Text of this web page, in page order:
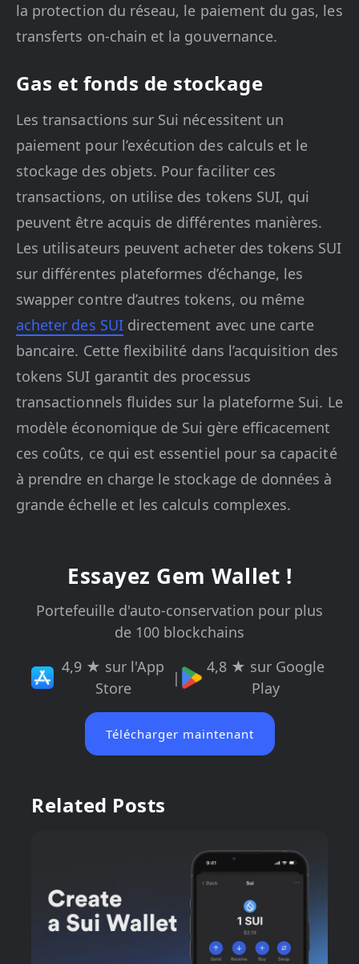
la protection du réseau, le paiement du gas, les
transferts on-chain et la gouvernance.
Gas et fonds de stockage
Les transactions sur Sui nécessitent un
paiement pour l’exécution des calculs et le
stockage des objets. Pour faciliter ces
transactions, on utilise des tokens SUI, qui
peuvent être acquis de différentes manières.
Les utilisateurs peuvent acheter des tokens SUI
sur différentes plateformes d’échange, les
swapper contre d’autres tokens, ou même
acheter des SUIdirectement avec une carte
bancaire. Cette flexibilité dans l’acquisition des
tokens SUI garantit des processus
transactionnels fluides sur la plateforme Sui. Le
modèle économique de Sui gère efficacement
ces coûts, ce qui est essentiel pour sa capacité
à prendre en charge le stockage de données à
grande échelle et les calculs complexes.
Essayez Gem Wallet !
Portefeuille d'auto-conservation pour plus
de 100 blockchains
4,9 ★ sur l'App
Store
|
4,8 ★ sur Google
Play
Télécharger maintenant
Related Posts